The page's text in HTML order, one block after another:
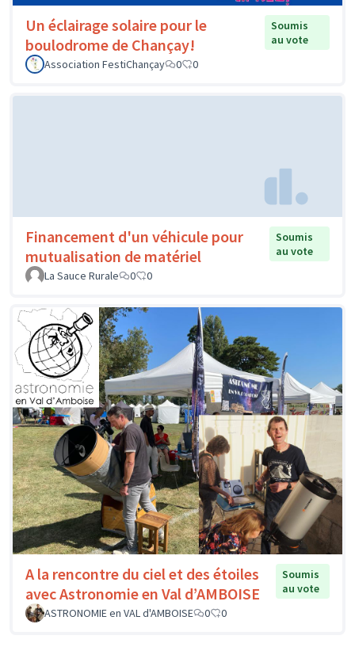
Un éclairage solaire pour le
boulodrome de Chançay!
Soumis
au vote
Association FestiChançay
0 0
Financement d'un véhicule pour
mutualisation de matériel
Soumis
au vote
La Sauce Rurale
0 0
A la rencontre du ciel et des étoiles
avec Astronomie en Val d’AMBOISE
Soumis
au vote
ASTRONOMIE en VAL d'AMBOISE
0 0